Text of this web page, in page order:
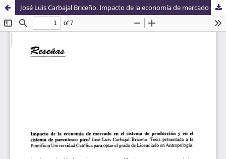
José Luis Carbajal Briceño. Impacto de la economía de mercado en el sistema de producción y en el sistema de parentesco piro. Tesis presentada a la Pontificia Universidad Católica para optar el grado de Licenciado en Antropología